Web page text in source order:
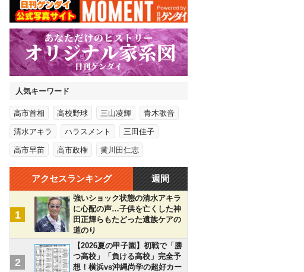
人気キーワード
高市首相 高校野球 三山凌輝 青木歌音
清水アキラ ハラスメント 三田佳子
高市早苗 高市政権 黄川田仁志
アクセスランキング 週間
1
強いショック状態の清水アキラ
に心配の声…子供を亡くした神
田正輝らもたどった遺族ケアの
道のり
2
【2026夏の甲子園】初戦で「勝
つ高校」「負ける高校」完全予
想！横浜vs沖縄尚学の超好カー